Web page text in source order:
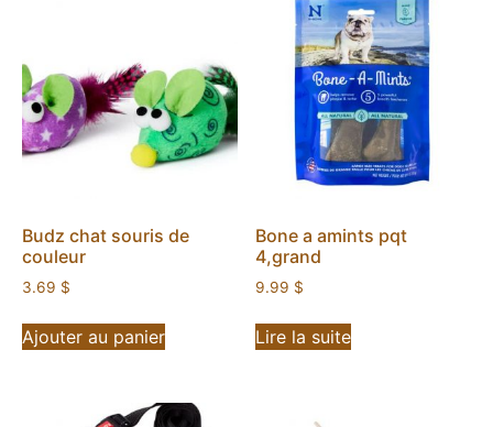
Budz chat souris de
couleur
3.69 $
Ajouter au panier
Bone a amints pqt
4,grand
9.99 $
Lire la suite